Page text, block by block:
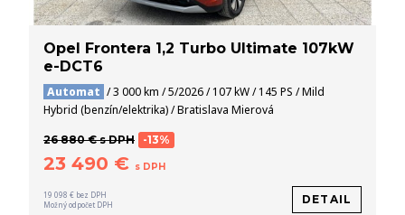
Opel Frontera 1,2 Turbo Ultimate 107kW
e-DCT6
Automat / 3 000 km / 5/2026 / 107 kW / 145 PS / Mild
Hybrid (benzín/elektrika) / Bratislava Mierová
26 880 € s DPH -13%
23 490 € s DPH
19 098 € bez DPH
Možný odpočet DPH
DETAIL